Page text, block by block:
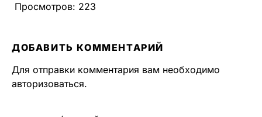
Просмотров: 223
ДОБАВИТЬ КОММЕНТАРИЙ
Для отправки комментария вам необходимо
авторизоваться.